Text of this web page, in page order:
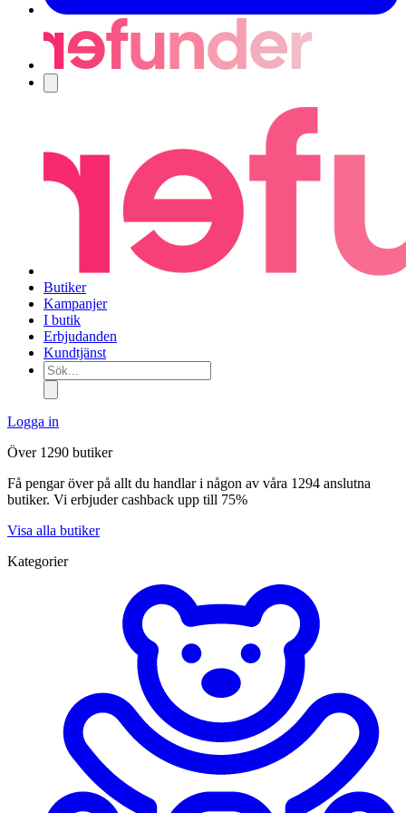
Butiker
Kampanjer
I butik
Erbjudanden
Kundtjänst
Sök...
Logga in
Över 1290 butiker
Få pengar över på allt du handlar i någon av våra 1294 anslutna
butiker. Vi erbjuder cashback upp till 75%
Visa alla butiker
Kategorier